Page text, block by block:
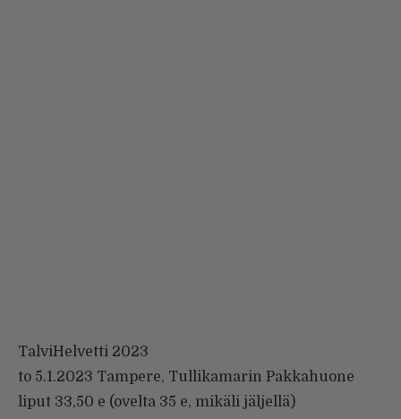
TalviHelvetti 2023
to 5.1.2023 Tampere, Tullikamarin Pakkahuone
liput 33,50 e (ovelta 35 e, mikäli jäljellä)